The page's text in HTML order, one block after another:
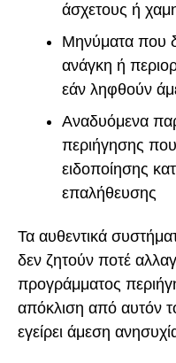
άσχετους ή
Μηνύματα που
ανάγκη ή
εάν ληφθούν
Αναδυόμενα
περιήγησης
ειδοποίησης
επαλήθευσης
Τα αυθεντικά
δεν ζητούν ποτέ
προγράμματος
απόκλιση από αυτόν
εγείρει άμεση